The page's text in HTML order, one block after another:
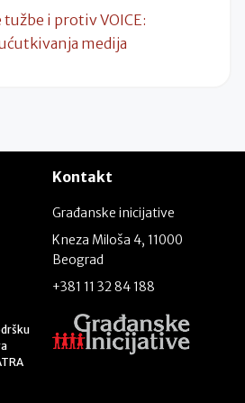
i protiv VOICE:
medija
Kontakt
Građanske inicijative
Kneza Miloša 4, 11000
Beograd
+381 11 32 84 188